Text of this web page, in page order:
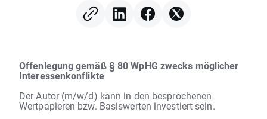
Offenlegung gemäß § 80 WpHG zwecks möglicher
Interessenkonflikte
Der Autor (m/w/d) kann in den besprochenen
Wertpapieren bzw. Basiswerten investiert sein.